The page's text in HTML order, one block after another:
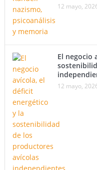
12 mayo,
El negocio
12 mayo,